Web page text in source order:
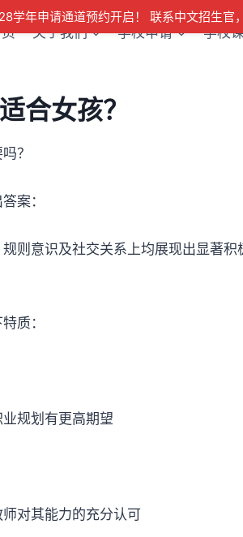
关于我们 学校申请 学校
合女孩？
？
案：
则意识及社交关系上均展现出显著积
质：
规划有更高期望
对其能力的充分认可
学年申请通道预约开启！ 联系中文招生官